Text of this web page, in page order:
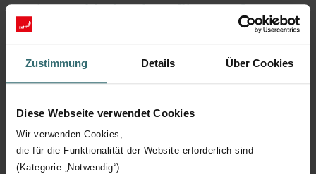
Zustimmung Details Über Cookies
Diese Webseite verwendet Cookies
Wir verwenden Cookies,
die für die Funktionalität der Website erforderlich sind
(Kategorie „Notwendig“)
systemy chłodzenia sufitowego?
powietrze unosi się do góry? Jak działają systemy chłodzenia
sufitowego? Dowiedz się więcej z naszego filmu.